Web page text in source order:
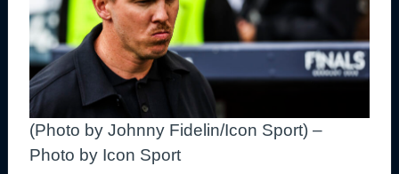
(Photo by Johnny Fidelin/Icon Sport) –
Photo by Icon Sport